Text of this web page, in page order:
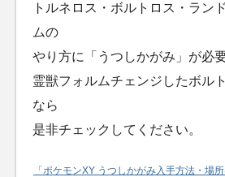
トルネロス・ボルトロス・ラン
ムの
やり方に「うつしかがみ」が必
霊獣フォルムチェンジしたボル
なら
是非チェックしてください。
「ポケモンXY うつしかがみ入手方法・場